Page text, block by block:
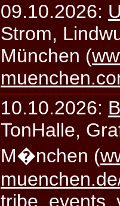
09.10.2026:
Strom,
München (
10.10.2026:
TonHalle,
M�nchen (